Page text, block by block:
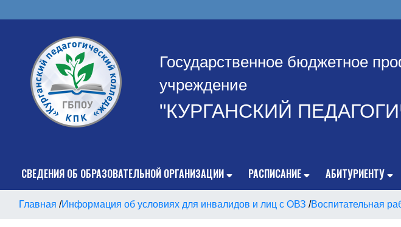
Государственное бюджетное
учреждение
"КУРГАНСКИЙ
СВЕДЕНИЯ ОБ ОБРАЗОВАТЕЛЬНОЙ ОРГАНИЗАЦИИ РАСПИСАНИЕ АБИТУРИЕНТУ
Главная /Информация об условиях для инвалидов и лиц с ОВЗ /Воспитательная